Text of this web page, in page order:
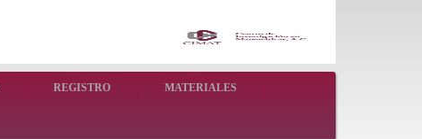
REGISTRO MATERIALES